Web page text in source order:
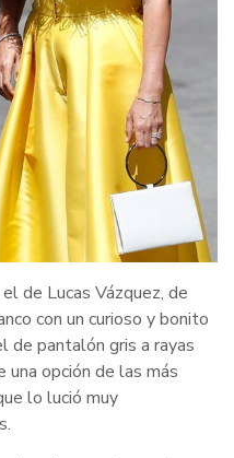
de Lucas Vázquez, de
con un curioso y bonito
de pantalón gris a rayas
una opción de las más
lo lució muy